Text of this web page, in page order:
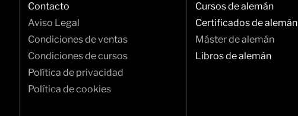
Contacto
Aviso Legal
Condiciones de ventas
Condiciones de cursos
Política de privacidad
Política de cookies
Cursos de alemán
Certificados de alemán
Máster de alemán
Libros de alemán